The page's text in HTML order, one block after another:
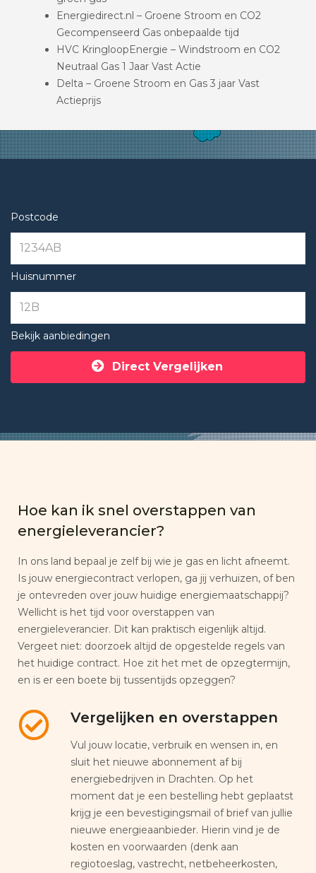
Energiedirect.nl – Groene Stroom en CO2
Gecompenseerd Gas onbepaalde tijd
HVC KringloopEnergie – Windstroom en CO2
Neutraal Gas 1 Jaar Vast Actie
Delta – Groene Stroom en Gas 3 jaar Vast
Actieprijs
Postcode
Huisnummer
Bekijk aanbiedingen
Direct Vergelijken
Hoe kan ik snel overstappen van
energieleverancier?
In ons land bepaal je zelf bij wie je gas en licht afneemt.
Is jouw energiecontract verlopen, ga jij verhuizen, of ben
je ontevreden over jouw huidige energiemaatschappij?
Wellicht is het tijd voor overstappen van
energieleverancier. Dit kan praktisch eigenlijk altijd.
Vergeet niet: doorzoek altijd de opgestelde regels van
het huidige contract. Hoe zit het met de opzegtermijn,
en is er een boete bij tussentijds opzeggen?
Vergelijken en overstappen
Vul jouw locatie, verbruik en wensen in, en
sluit het nieuwe abonnement af bij
energiebedrijven in Drachten. Op het
moment dat je een bestelling hebt geplaatst
krijg je een bevestigingsmail of brief van jullie
nieuwe energieaanbieder. Hierin vind je de
kosten en voorwaarden (denk aan
regiotoeslag, vastrecht, netbeheerkosten,